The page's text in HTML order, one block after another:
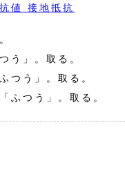
値 接地抵抗
う」。取る。
つう」。取る。
ふつう」。取る。